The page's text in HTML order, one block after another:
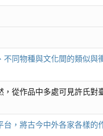
同物種與文化間的類似與
，從作品中多處可見許氏對
台，將古今中外各家各樣的